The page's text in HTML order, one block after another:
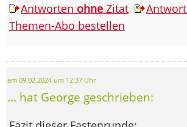
Antworten ohne Zitat
Themen-Abo bestellen
am 09.02.2024 um 12:37 Uhr
... hat George geschrieben: